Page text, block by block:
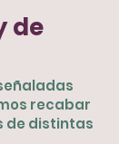
de
recabar
de distintas